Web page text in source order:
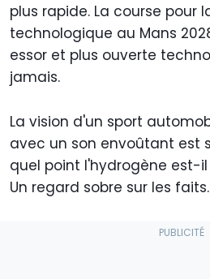
plus rapide. La course pour
technologique au Mans
essor et plus ouverte
jamais.
La vision d'un sport
avec un son envoûtant est
quel point l'hydrogène est-
Un regard sobre sur les faits.